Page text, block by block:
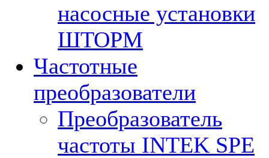
насосные установки
ШТОРМ
Частотные
преобразователи
Преобразователь
частоты INTEK SPE